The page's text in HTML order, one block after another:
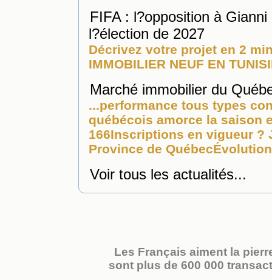
FIFA : l?opposition à
l?élection de 2027
Décrivez votre projet en 2
IMMOBILIER NEUF EN
Marché immobilier du
...performance tous types
québécois amorce la saison
166Inscriptions en vigueur ?
Province de
Voir tous les actualités...
Les Français aiment la
sont plus de 600 000